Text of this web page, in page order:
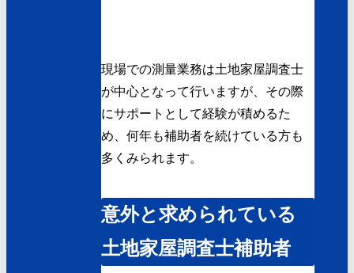
現場での測量業務は土地家屋調査士
が中心となって行いますが、その際
にサポートとして経験が積めるた
め、何年も補助者を続けている方も
多くみられます。
意外と求められている
土地家屋調査士補助者